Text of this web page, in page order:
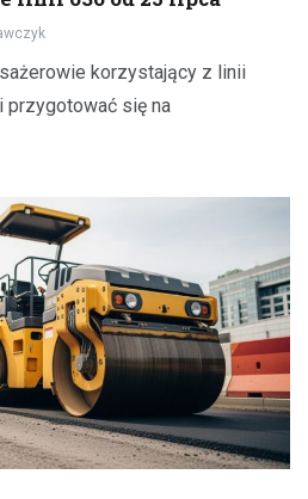
korzystający z linii
przygotować się na